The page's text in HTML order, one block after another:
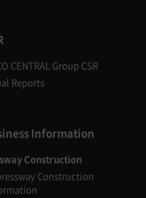
CENTRAL Group CSR
Reports
Information
Construction
Construction